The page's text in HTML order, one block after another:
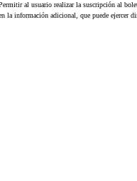
al usuario realizar la suscripción al
la información adicional, que puede